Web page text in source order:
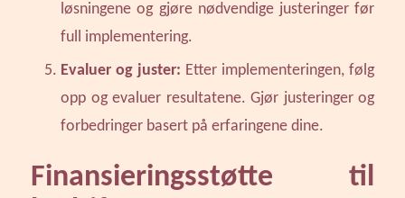
løsningene og gjøre nødvendige justeringer før
full implementering.
Evaluer og juster: Etter implementeringen, følg
opp og evaluer resultatene. Gjør justeringer og
forbedringer basert på erfaringene dine.
Finansieringsstøtte til